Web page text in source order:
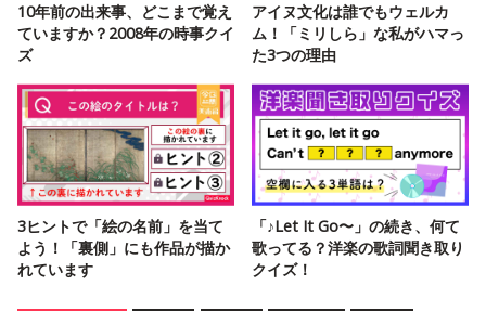
10年前の出来事、どこまで覚え
ていますか？2008年の時事クイ
ズ
アイヌ文化は誰でもウェルカ
ム！「ミリしら」な私がハマっ
た3つの理由
3ヒントで「絵の名前」を当て
よう！「裏側」にも作品が描か
れています
「♪Let It Go〜」の続き、何て
歌ってる？洋楽の歌詞聞き取り
クイズ！